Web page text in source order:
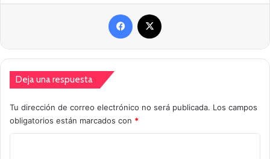
Facebook
Deja una respuesta
Tu dirección de correo electrónico no será publicada. Los campos
obligatorios están marcados con *